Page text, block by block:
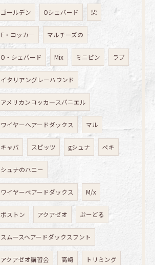
ゴールデン Oシェパード 柴
E・コッカ― マルチーズの
O・シェパード Mix ミニピン ラブ
イタリアングレーハウンド
アメリカンコッカ―スパニエル
ワイヤーへアードダックス マル
キャバ スピッツ gシュナ ペキ
シュナのハニー
ワイヤーベアードダックス M/x
ボストン アクアゼオ ぷーどる
スムースヘアードダックスフント
アクアゼオ講習会 高崎 トリミング